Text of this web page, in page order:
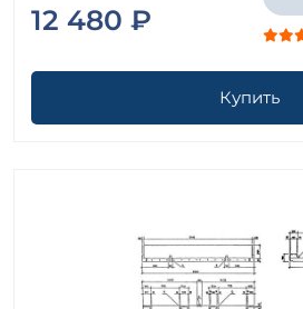
12 480 ₽
Купить